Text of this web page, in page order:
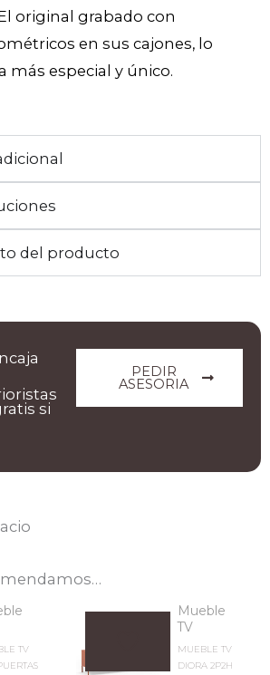
original grabado con
en sus cajones, lo
más especial y único.
del producto
PEDIR
ASESORIA
si
TV
Mueble
TV
MUEBLE TV
DIORA 2P2H